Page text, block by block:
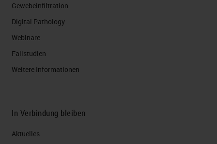
Gewebeinfiltration
Digital Pathology
Webinare
Fallstudien
Weitere Informationen
In Verbindung bleiben
Aktuelles